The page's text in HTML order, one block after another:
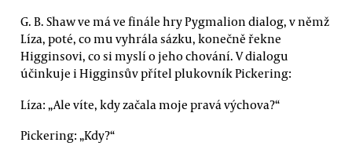
G. B. Shaw ve má ve finále hry Pygmalion dialog, v němž
Líza, poté, co mu vyhrála sázku, konečně řekne
Higginsovi, co si myslí o jeho chování. V dialogu
účinkuje i Higginsův přítel plukovník Pickering:
Líza: „Ale víte, kdy začala moje pravá výchova?“
Pickering: „Kdy?“